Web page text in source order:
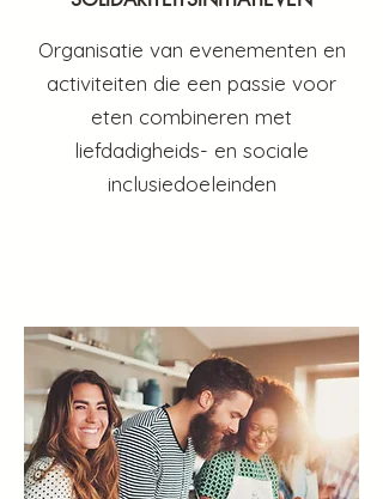
Organisatie van evenementen en
activiteiten die een passie voor
eten combineren met
liefdadigheids- en sociale
inclusiedoeleinden